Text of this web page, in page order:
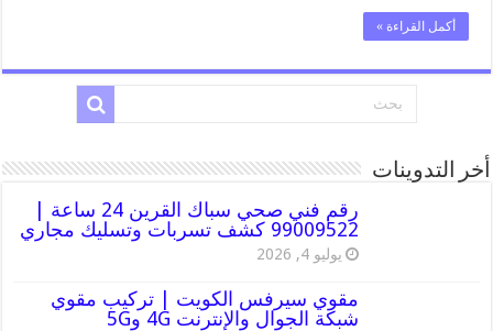
أكمل القراءة »
أخر التدوينات
رقم فني صحي سباك القرين 24 ساعة |
99009522 كشف تسربات وتسليك مجاري
يوليو 4, 2026
مقوي سيرفس الكويت | تركيب مقوي
شبكة الجوال والإنترنت 4G و5G